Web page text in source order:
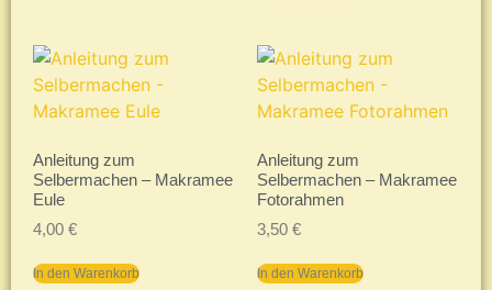
Anleitung zum
Selbermachen – Makramee
Eule
4,00 €
In den Warenkorb
Anleitung zum
Selbermachen – Makramee
Fotorahmen
3,50 €
In den Warenkorb